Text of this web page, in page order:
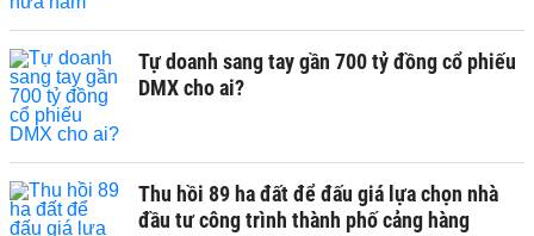
Tự doanh sang tay gần 700 tỷ đồng cổ phiếu
DMX cho ai?
Thu hồi 89 ha đất để đấu giá lựa chọn nhà
đầu tư công trình thành phố cảng hàng